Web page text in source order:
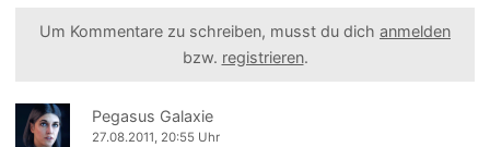
Um Kommentare zu schreiben, musst du dich anmelden
bzw. registrieren.
Pegasus Galaxie
27.08.2011, 20:55 Uhr